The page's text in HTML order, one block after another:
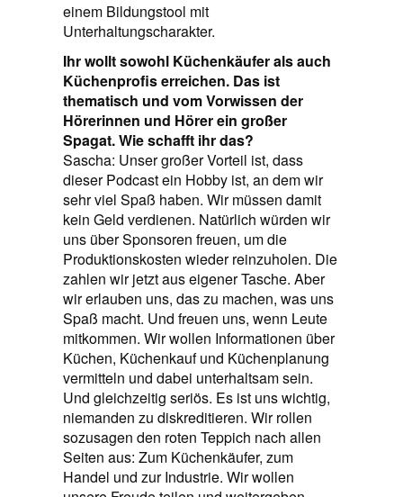
einem Bildungstool mit
Unterhaltungscharakter.
Ihr wollt sowohl Küchenkäufer als auch
Küchenprofis erreichen. Das ist
thematisch und vom Vorwissen der
Hörerinnen und Hörer ein großer
Spagat. Wie schafft ihr das?
Sascha: Unser großer Vorteil ist, dass
dieser Podcast ein Hobby ist, an dem wir
sehr viel Spaß haben. Wir müssen damit
kein Geld verdienen. Natürlich würden wir
uns über Sponsoren freuen, um die
Produktionskosten wieder reinzuholen. Die
zahlen wir jetzt aus eigener Tasche. Aber
wir erlauben uns, das zu machen, was uns
Spaß macht. Und freuen uns, wenn Leute
mitkommen. Wir wollen Informationen über
Küchen, Küchenkauf und Küchenplanung
vermitteln und dabei unterhaltsam sein.
Und gleichzeitig seriös. Es ist uns wichtig,
niemanden zu diskreditieren. Wir rollen
sozusagen den roten Teppich nach allen
Seiten aus: Zum Küchenkäufer, zum
Handel und zur Industrie. Wir wollen